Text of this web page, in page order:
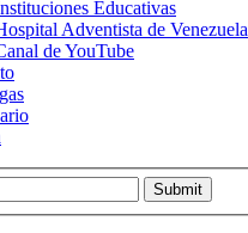
Educativas
Adventista de Venezuela
de YouTube
Submit